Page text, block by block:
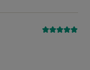
Váš účet byl odstraněn